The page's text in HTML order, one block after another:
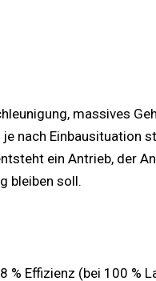
massives
nach Einbausituation
ein Antrieb, der
bleiben soll.
% Effizienz (bei 100 %